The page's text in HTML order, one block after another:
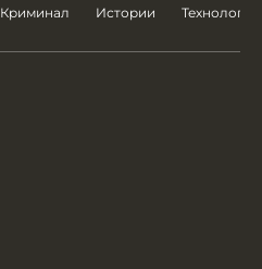
Криминал Истории Технологии